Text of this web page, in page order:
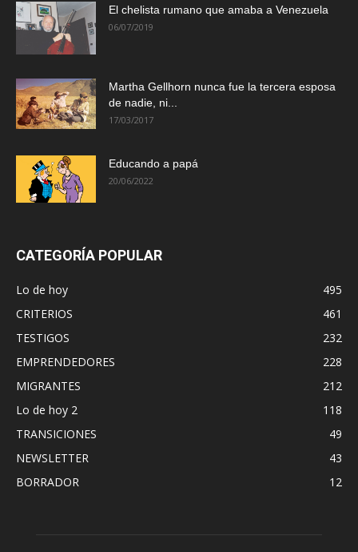
El chelista rumano que amaba a Venezuela
06/07/2019
Martha Gellhorn nunca fue la tercera esposa
de nadie, ni...
17/03/2017
Educando a papá
20/06/2022
CATEGORÍA POPULAR
Lo de hoy
495
CRITERIOS
461
TESTIGOS
232
EMPRENDEDORES
228
MIGRANTES
212
Lo de hoy 2
118
TRANSICIONES
49
NEWSLETTER
43
BORRADOR
12